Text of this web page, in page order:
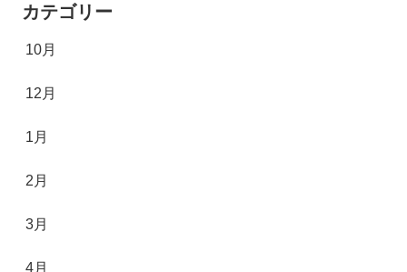
カテゴリー
10月
12月
1月
2月
3月
4月